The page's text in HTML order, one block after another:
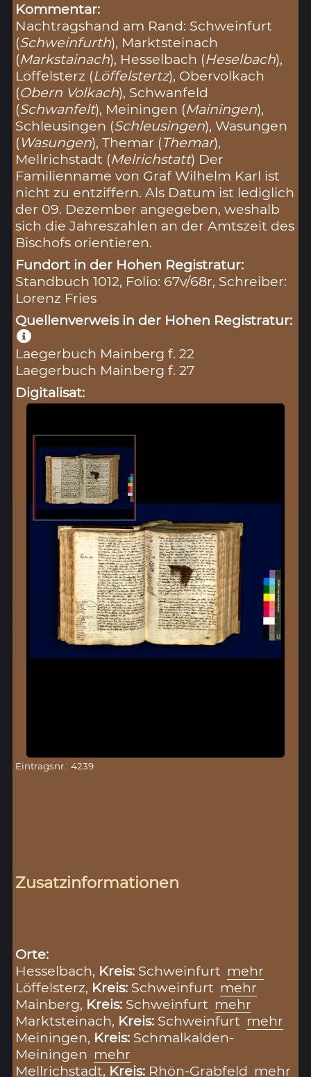
Kommentar:
Nachtragshand am Rand: Schweinfurt
(Schweinfurth), Marktsteinach
(Markstainach), Hesselbach (Heselbach),
Löffelsterz (Löffelstertz), Obervolkach
(Obern Volkach), Schwanfeld
(Schwanfelt), Meiningen (Mainingen),
Schleusingen (Schleusingen), Wasungen
(Wasungen), Themar (Themar),
Mellrichstadt (Melrichstatt) Der
Familienname von Graf Wilhelm Karl ist
nicht zu entziffern. Als Datum ist lediglich
der 09. Dezember angegeben, weshalb
sich die Jahreszahlen an der Amtszeit des
Bischofs orientieren.
Fundort in der Hohen Registratur:
Standbuch 1012, Folio: 67v/68r, Schreiber:
Lorenz Fries
Quellenverweis in der Hohen Registratur:
Laegerbuch Mainberg f. 22
Laegerbuch Mainberg f. 27
Digitalisat:
Eintragsnr.: 4239
Zusatzinformationen
Orte:
Hesselbach, Kreis: Schweinfurt mehr
Löffelsterz, Kreis: Schweinfurt mehr
Mainberg, Kreis: Schweinfurt mehr
Marktsteinach, Kreis: Schweinfurt mehr
Meiningen, Kreis: Schmalkalden-
Meiningen mehr
Mellrichstadt, Kreis: Rhön-Grabfeld mehr